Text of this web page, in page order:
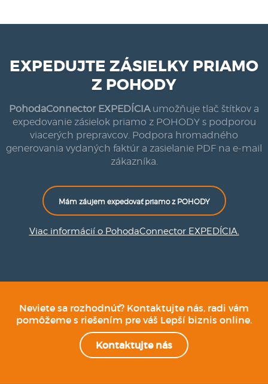
EXPEDUJTE ZÁSIELKY PRIAMO
Z POHODY
PohodaConnector EXPEDÍCIAumožňuje tlač štítkov a
expedovanie zásielok priamo z POHODY s podporou
viacerých prepravcov. Podpora hromadného
generovania vydaných faktúr a zasielanie PDF na e-mail
zákazníka.
Mám záujem expedovať priamo z POHODY
Viac informácií o PohodaConnector EXPEDÍCIA.
Neviete sa rozhodnúť? Kontaktujte nás, radi vám
pomôžeme s riešením pre váš Lepší biznis online.
Kontaktujte nás